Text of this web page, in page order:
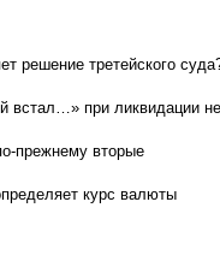
решение третейского
встал…» при ликвидации
прежнему вторые
курс валюты